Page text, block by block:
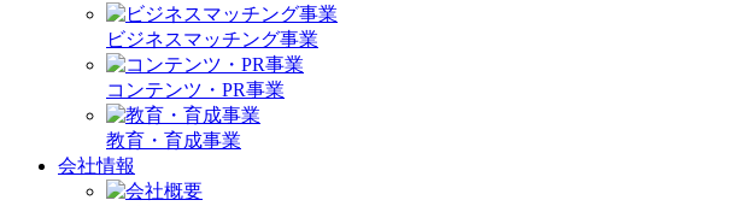
ビジネスマッチング事業
コンテンツ・PR事業
教育・育成事業
会社情報